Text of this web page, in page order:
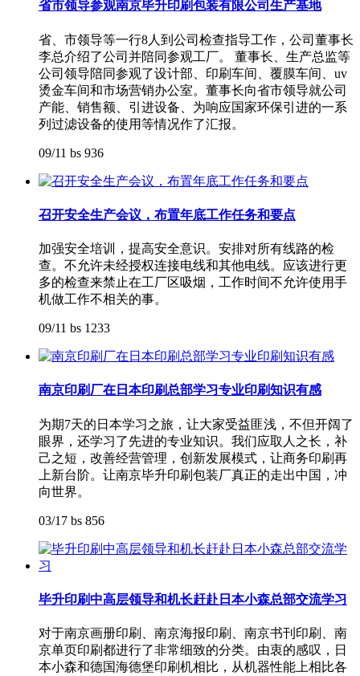
省市领导参观南京毕升印刷包装有限公司生产基地
省、市领导等一行8人到公司检查指导工作，公司董事长
李总介绍了公司并陪同参观工厂。 董事长、生产总监等
公司领导陪同参观了设计部、印刷车间、覆膜车间、uv
烫金车间和市场营销办公室。董事长向省市领导就公司
产能、销售额、引进设备、为响应国家环保引进的一系
列过滤设备的使用等情况作了汇报。
09/11 bs 936
召开安全生产会议，布置年底工作任务和要点
加强安全培训，提高安全意识。安排对所有线路的检
查。不允许未经授权连接电线和其他电线。应该进行更
多的检查来禁止在工厂区吸烟，工作时间不允许使用手
机做工作不相关的事。
09/11 bs 1233
南京印刷厂在日本印刷总部学习专业印刷知识有感
为期7天的日本学习之旅，让大家受益匪浅，不但开阔了
眼界，还学习了先进的专业知识。我们应取人之长，补
己之短，改善经营管理，创新发展模式，让商务印刷再
上新台阶。让南京毕升印刷包装厂真正的走出中国，冲
向世界。
03/17 bs 856
毕升印刷中高层领导和机长赶赴日本小森总部交流学习
对于南京画册印刷、南京海报印刷、南京书刊印刷、南
京单页印刷都进行了非常细致的分类。由衷的感叹，日
本小森和德国海德堡印刷机相比，从机器性能上相比各